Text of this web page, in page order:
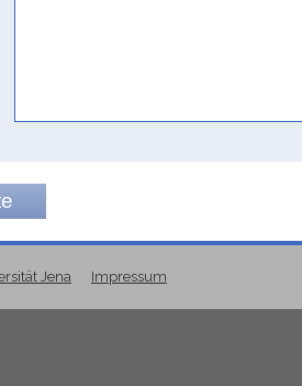
Jena Impressum